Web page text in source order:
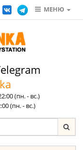
МЕНЮ
(пн. - вс.)
(пн. - вс.)